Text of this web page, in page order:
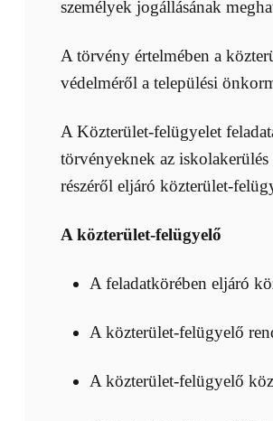
személyek jogállásának
A törvény értelmében a
védelméről a települési
A Közterület-felügyelet
törvényeknek az
részéről eljáró közterület-
A közterület-felügyelő
A feladatkörében eljáró
A közterület-felügyelő
A közterület-felügyelő